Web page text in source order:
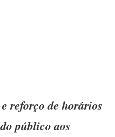
reforço de horários
público aos